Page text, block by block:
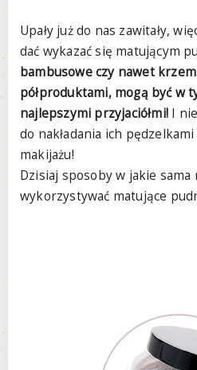
Upały już do nas zawitały,
dać wykazać się matującym
bambusowe czy nawet
półproduktami, mogą być w
najlepszymi przyjaciółmi! I
do nakładania ich
makijażu!
Dzisiaj sposoby w jakie
wykorzystywać matujące